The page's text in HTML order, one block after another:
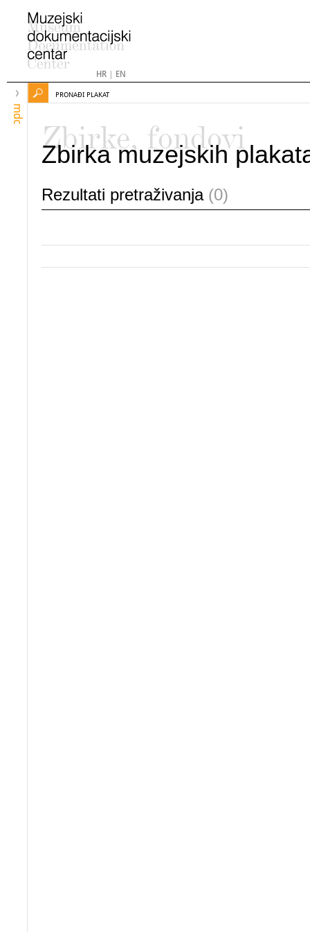
HR| EN
mdc
PRONAĐI PLAKAT
Zbirke, fondovi
Zbirka muzejskih
Rezultati pretraživanja (0)